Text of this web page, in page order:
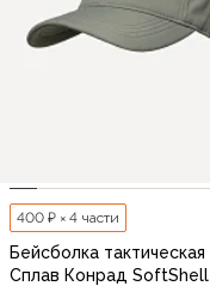
400 ₽ × 4 части
Бейсболка тактическая
Сплав Конрад SoftShell